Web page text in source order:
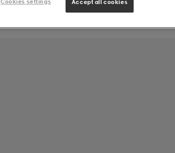
Cookies settings Accept all cookies